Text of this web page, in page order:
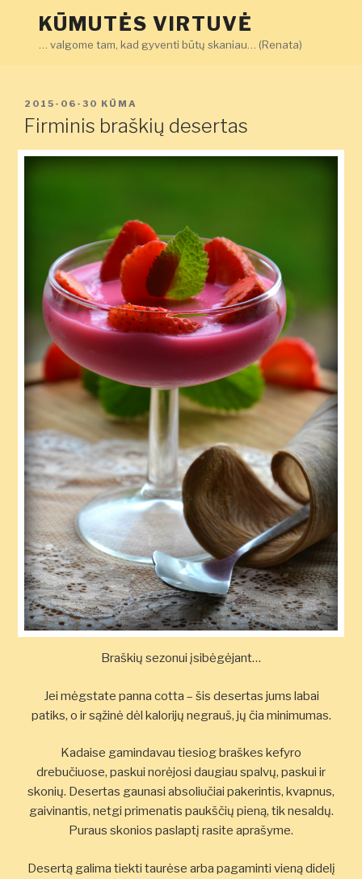
KŪMUTĖS VIRTUVĖ
… valgome tam, kad gyventi būtų skaniau… (Renata)
PASKELBTA
2015-06-30 KŪMA
Firminis braškių desertas
Braškių sezonui įsibėgėjant…
Jei mėgstate panna cotta – šis desertas jums labai
patiks, o ir sąžinė dėl kalorijų negrauš, jų čia minimumas.
Kadaise gamindavau tiesiog braškes kefyro
drebučiuose, paskui norėjosi daugiau spalvų, paskui ir
skonių. Desertas gaunasi absoliučiai pakerintis, kvapnus,
gaivinantis, netgi primenatis paukščių pieną, tik nesaldų.
Puraus skonios paslaptį rasite aprašyme.
Desertą galima tiekti taurėse arba pagaminti vieną didelį